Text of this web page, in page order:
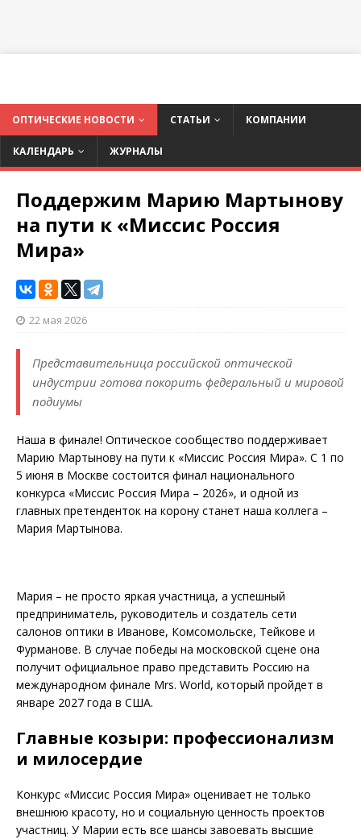
ОПТИЧЕСКИЕ НОВОСТИ СТАТЬИ КОМПАНИИ
КАЛЕНДАРЬ ЖУРНАЛЫ
Поддержим Марию Мартынову
на пути к «Миссис Россия
Мира»
22 мая 2026
Представительница российской оптической
индустрии готова покорить федеральный и мировой
подиумы
Наша в финале! Оптическое сообщество поддерживает
Марию Мартынову на пути к «Миссис Россия Мира». С 1 по
5 июня в Москве состоится финал национального
конкурса «Миссис Россия Мира – 2026», и одной из
главных претенденток на корону станет наша коллега –
Мария Мартынова.
Мария – не просто яркая участница, а успешный
предприниматель, руководитель и создатель сети
салонов оптики в Иванове, Комсомольске, Тейкове и
Фурманове. В случае победы на московской сцене она
получит официальное право представить Россию на
международном финале Mrs. World, который пройдет в
январе 2027 года в США.
Главные козыри: профессионализм
и милосердие
Конкурс «Миссис Россия Мира» оценивает не только
внешнюю красоту, но и социальную ценность проектов
участниц. У Марии есть все шансы завоевать высшие